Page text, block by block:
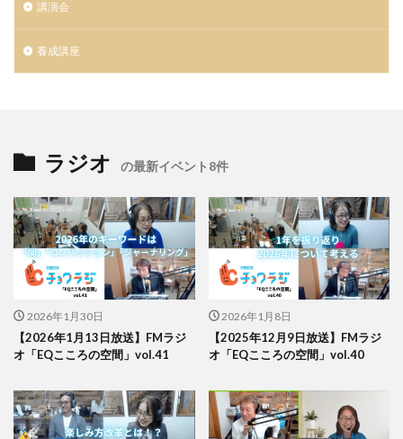
講演会
養成講座
ラジオ の最新イベント8件
2026年1月30日
【2026年1月13日放送】FMラジ
オ「EQこころの空間」vol.41
2026年1月8日
【2025年12月9日放送】FMラジ
オ「EQこころの空間」vol.40